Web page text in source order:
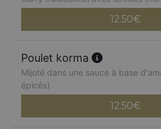
12.50€
Poulet korma
Mijoté dans une sauce à base
épicés)
12.50€